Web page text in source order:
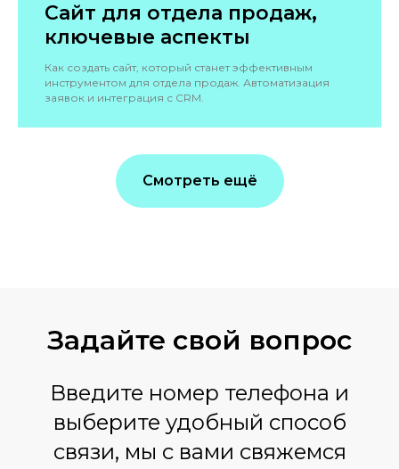
Сайт для отдела продаж,
ключевые аспекты
Как создать сайт, который станет эффективным
инструментом для отдела продаж. Автоматизация
заявок и интеграция с CRM.
Смотреть ещё
Задайте свой вопрос
Введите номер телефона и
выберите удобный способ
связи, мы с вами свяжемся